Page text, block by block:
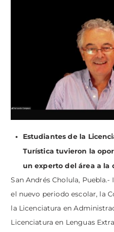
Estudiantes de la
Turística tuvieron la
un experto del área a la
San Andrés Cholula,
el nuevo periodo escolar, la
la Licenciatura en
Licenciatura en Lenguas